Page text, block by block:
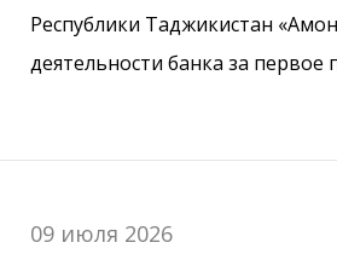
Республики Таджикистан
деятельности банка за первое
09 июля 2026